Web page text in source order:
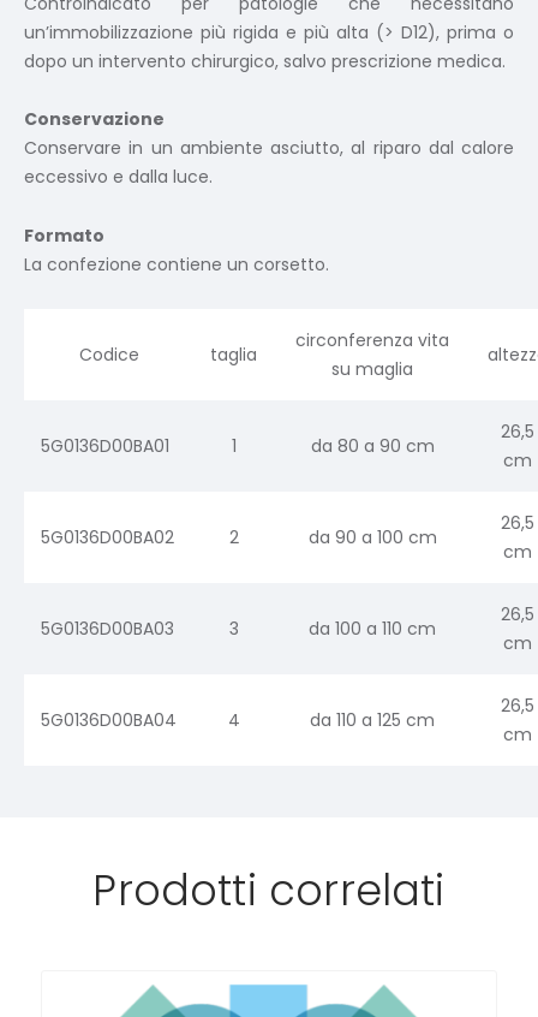
un’immobilizzazione più rigida e più alta (> D12), prima o
dopo un intervento chirurgico, salvo prescrizione medica.
Conservazione
Conservare in un ambiente asciutto, al riparo dal calore
eccessivo e dalla luce.
Formato
La confezione contiene un corsetto.
Codice taglia
circonferenza vita
su maglia
5G0136D00BA01 1 da 80 a 90 cm
26,5
cm
5G0136D00BA02 2 da 90 a 100 cm
26,5
cm
5G0136D00BA03 3 da 100 a 110 cm
26,5
cm
5G0136D00BA04 4 da 110 a 125 cm
26,5
cm
Prodotti correlati